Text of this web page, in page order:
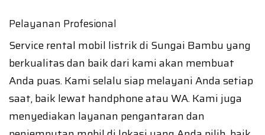
Pelayanan Profesional
Service rental mobil listrik di Sungai Bambu yang
berkualitas dan baik dari kami akan membuat
Anda puas. Kami selalu siap melayani Anda setiap
saat, baik lewat handphone atau WA. Kami juga
menyediakan layanan pengantaran dan